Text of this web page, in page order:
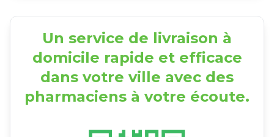
Un service de livraison à
domicile rapide et efficace
dans votre ville avec des
pharmaciens à votre écoute.